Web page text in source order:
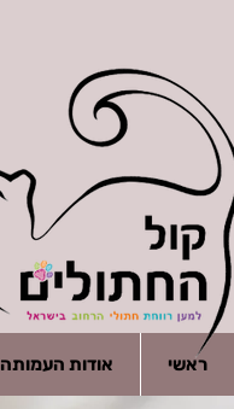
ראשי אודות העמותה